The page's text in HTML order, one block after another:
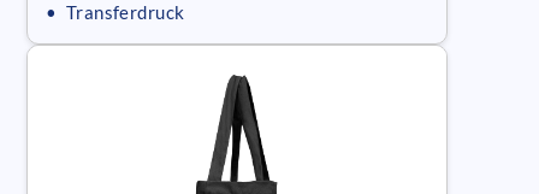
• Transferdruck